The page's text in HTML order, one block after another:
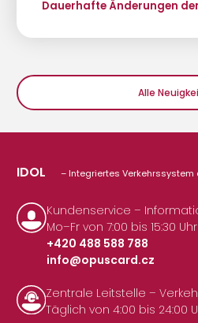
Dauerhafte Änderungen
Alle
IDOL – Integriertes Verkehrssystem
Kundenservice –
Mo–Fr von 7:00 bis 15:30 Uhr
+420 488 588 788
|
info@opuscard.cz
Zentrale Leitstelle –
Täglich von 4:00 bis 24:00